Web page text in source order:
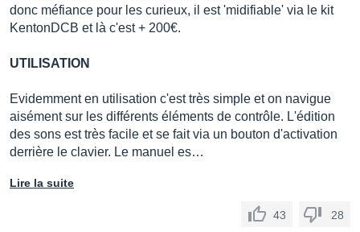
donc méfiance pour les curieux, il est 'midifiable' via le kit
KentonDCB et là c'est + 200€.
UTILISATION
Evidemment en utilisation c'est très simple et on navigue
aisément sur les différents éléments de contrôle. L'édition
des sons est très facile et se fait via un bouton d'activation
derrière le clavier. Le manuel es…
Lire la suite
43 28